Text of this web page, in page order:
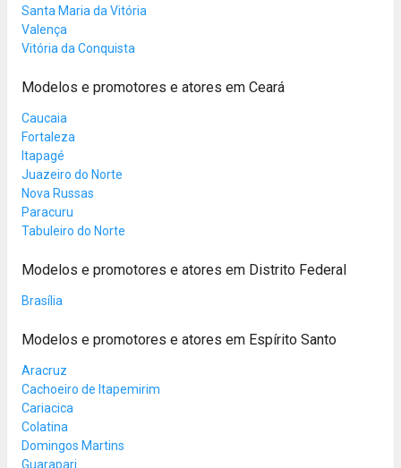
Santa Maria da Vitória
Valença
Vitória da Conquista
Modelos e promotores e atores em Ceará
Caucaia
Fortaleza
Itapagé
Juazeiro do Norte
Nova Russas
Paracuru
Tabuleiro do Norte
Modelos e promotores e atores em Distrito Federal
Brasília
Modelos e promotores e atores em Espírito Santo
Aracruz
Cachoeiro de Itapemirim
Cariacica
Colatina
Domingos Martins
Guarapari